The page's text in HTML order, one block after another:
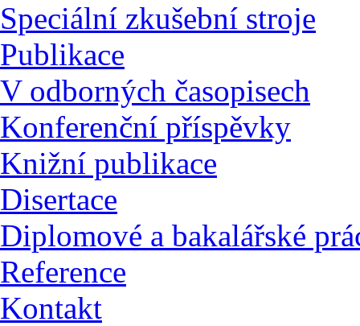
Speciální zkušební stroje
Publikace
V odborných časopisech
Konferenční příspěvky
Knižní publikace
Disertace
Diplomové a bakalářské
Reference
Kontakt